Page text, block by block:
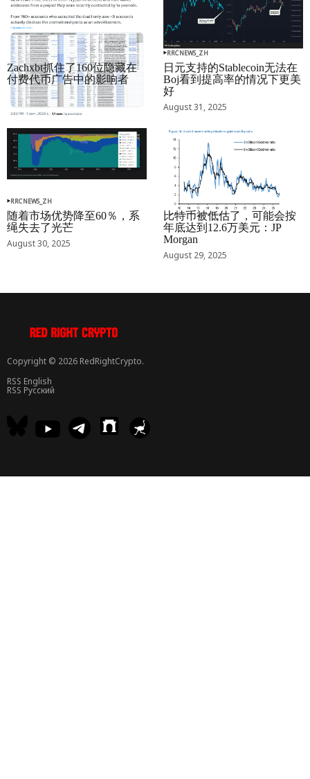
RRCNEWS_ZH
Zachxbt抓住了160位隐藏在
付费代币广告中的影响者
September 01, 2025
RRCNEWS_ZH
日元支持的Stablecoin无法在
Boj看到提高率的情况下更美
好
August 31, 2025
RRCNEWS_ZH
随着市场优势降至60％，系
绳失去了光芒
August 30, 2025
RRCNEWS_ZH
比特币被低估了，可能会按
年底达到12.6万美元：JP
Morgan
August 29, 2025
Copyright © 2026 RedRightCrypto.
RSS English
RSS Русский